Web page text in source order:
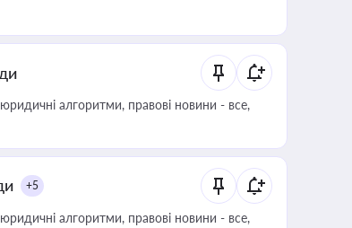
алгоритми, правові новини - все,
+5
алгоритми, правові новини - все,